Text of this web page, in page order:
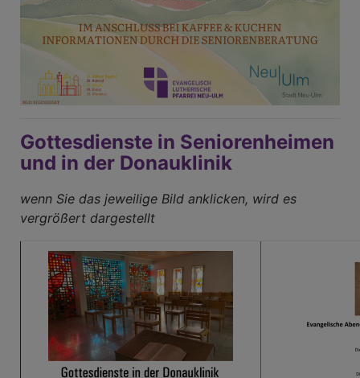
Gottesdienste in Seniorenheimen
und in der Donauklinik
wenn Sie das jeweilige Bild anklicken, wird es
vergrößert dargestellt